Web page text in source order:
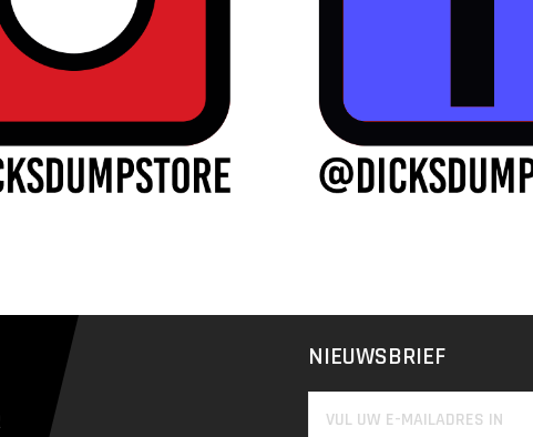
NIEUWSBRIEF